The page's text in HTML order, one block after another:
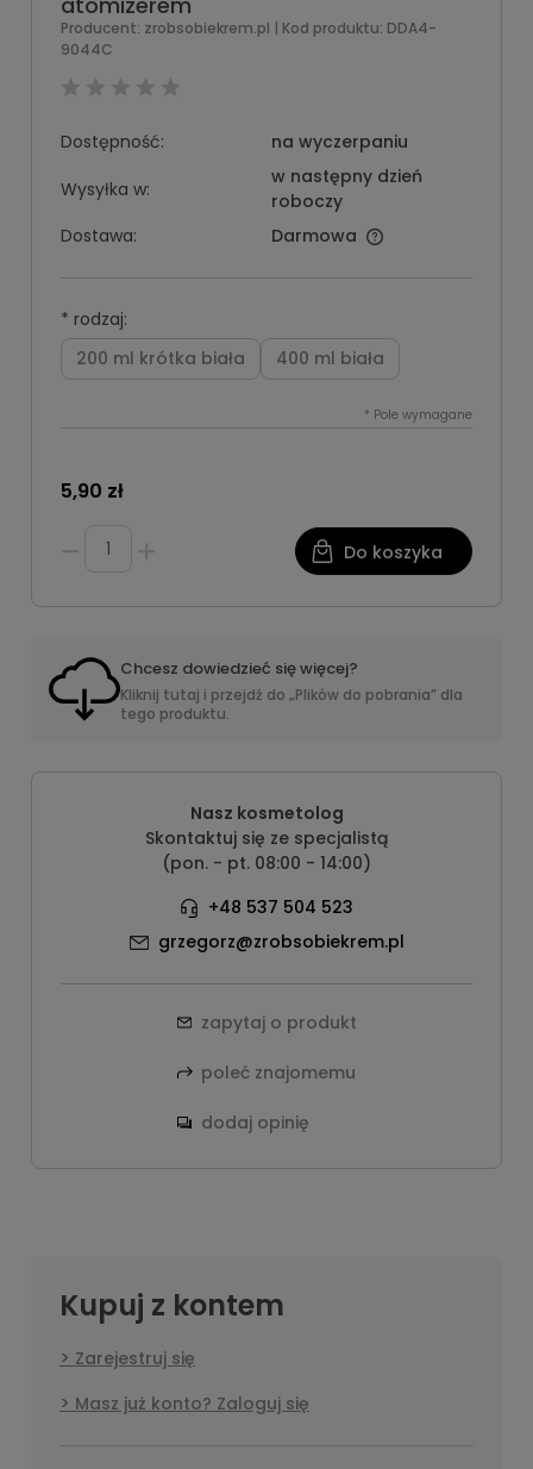
Producent: zrobsobiekrem.pl | Kod produktu: DDA4-
9044C
Dostępność:
na wyczerpaniu
Wysyłka w:
w następny dzień
roboczy
Dostawa:
Darmowa
* rodzaj:
200 ml krótka biała
400 ml biała
* Pole wymagane
5,90 zł
Do koszyka
Chcesz dowiedzieć się więcej?
Kliknij tutaj i przejdź do „Plików do pobrania” dla
tego produktu.
Nasz kosmetolog
Skontaktuj się ze specjalistą
(pon. - pt. 08:00 - 14:00)
+48 537 504 523
grzegorz@zrobsobiekrem.pl
zapytaj o produkt
poleć znajomemu
dodaj opinię
Kupuj z kontem
Zarejestruj się
Masz już konto? Zaloguj się